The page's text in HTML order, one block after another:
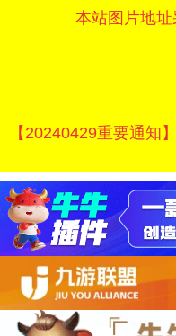
本站图片地
【20240429重要通知】